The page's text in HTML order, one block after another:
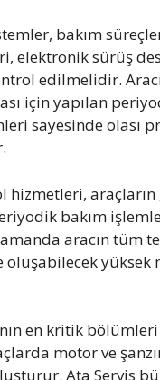
bakım
elektronik sürüş
edilmelidir.
için yapılan
sayesinde olası
hizmetleri,
bakım
aracın tüm
yüksek
en kritik bölümleri
motor ve
Ata Servis